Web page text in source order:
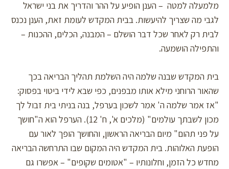
מלמעלה למטה – הענן הופיע על ההר והדריך את בני ישראל
לגבי מה שצריך להיעשות. בבית המקדש לעומת זאת, הענן נכנס
לבית רק לאחר שכל דבר הושלם – המבנה, הכלים, ההכנות –
והתפילה הושמעה.
בית המקדש שבנה שלמה היה השלמת תהליך הבריאה בכך
שהאור הרוחני מילא אותו מבפנים, כפי שבא לידי ביטוי בפסוק:
"אז אמר שלמה ה' אמר לשכון בערפל, בנה בניתי בית זבול לך
מכון לשבתך עולמים" (מלכים א', ח' 12). הערפל הוא ה"חושך
על פני תהום" מיום הבריאה הראשון, והחושך הופך לאור עם
הופעת האלוהות. בית המקדש היה המקום שבו התרחשה הבריאה
מחדש כל הזמן, וחלונותיו – "אטומים שקופים" – אפשרו גם